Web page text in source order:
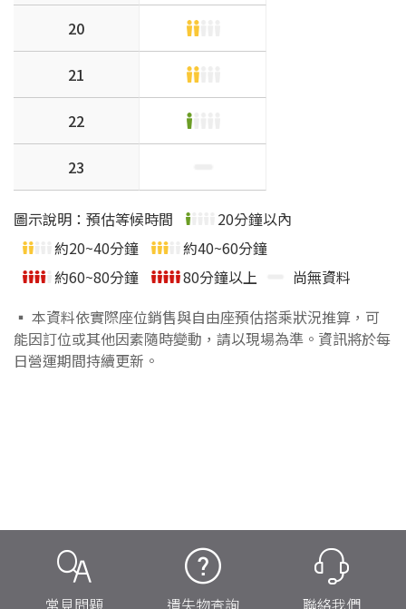
20
21
22
23
圖示說明：預估等候時間
20分鐘以內
約20~40分鐘
約40~60分鐘
約60~80分鐘
80分鐘以上
尚無資料
▪ 本資料依實際座位銷售與自由座預估搭乘狀況推算，可
能因訂位或其他因素隨時變動，請以現場為準。資訊將於每
日營運期間持續更新。
常見問題 遺失物查詢 聯絡我們